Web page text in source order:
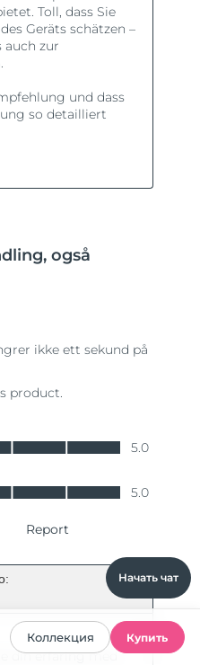
Начать чат
Коллекция Купить